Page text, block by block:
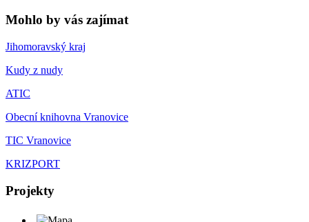
Mohlo by vás zajímat
Jihomoravský kraj
Kudy z nudy
ATIC
Obecní knihovna Vranovice
TIC Vranovice
KRIZPORT
Projekty